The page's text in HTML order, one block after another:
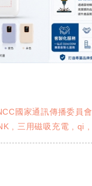
國家通訊傳播委員會
三用磁吸充電 qi